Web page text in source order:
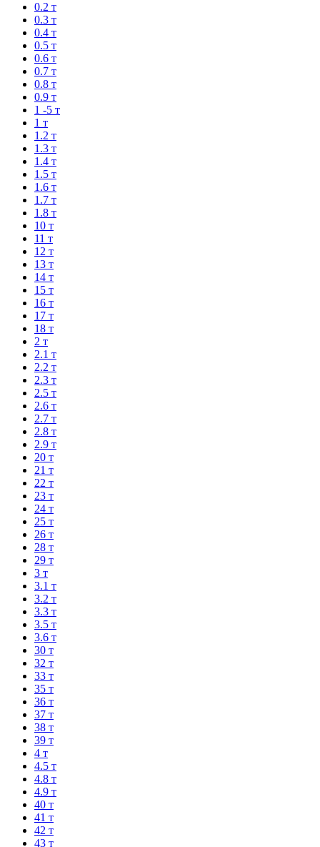
0.2 т
0.3 т
0.4 т
0.5 т
0.6 т
0.7 т
0.8 т
0.9 т
1 -5 т
1 т
1.2 т
1.3 т
1.4 т
1.5 т
1.6 т
1.7 т
1.8 т
10 т
11 т
12 т
13 т
14 т
15 т
16 т
17 т
18 т
2 т
2.1 т
2.2 т
2.3 т
2.5 т
2.6 т
2.7 т
2.8 т
2.9 т
20 т
21 т
22 т
23 т
24 т
25 т
26 т
28 т
29 т
3 т
3.1 т
3.2 т
3.3 т
3.5 т
3.6 т
30 т
32 т
33 т
35 т
36 т
37 т
38 т
39 т
4 т
4.5 т
4.8 т
4.9 т
40 т
41 т
42 т
43 т